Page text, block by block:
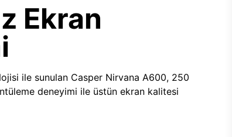
Ekran
ile sunulan Casper Nirvana A600, 250
deneyimi ile üstün ekran kalitesi